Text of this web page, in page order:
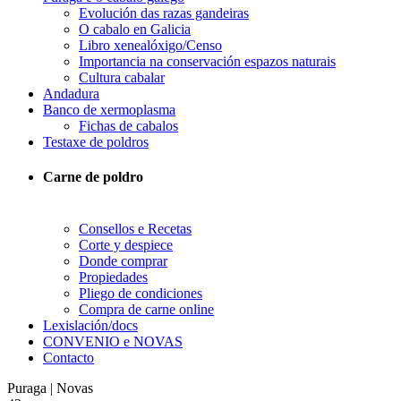
Evolución das razas gandeiras
O cabalo en Galicia
Libro xenealóxigo/Censo
Importancia na conservación espazos naturais
Cultura cabalar
Andadura
Banco de xermoplasma
Fichas de cabalos
Testaxe de poldros
Carne de poldro
Consellos e Recetas
Corte y despiece
Donde comprar
Propiedades
Pliego de condiciones
Compra de carne online
Lexislación/docs
CONVENIO e NOVAS
Contacto
Puraga | Novas